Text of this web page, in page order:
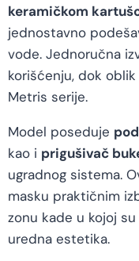
keramičkom
jednostavno
vode. Jednoručna
korišćenju, dok
Metris serije.
Model poseduje
kao i prigušivač
ugradnog sistema.
masku praktičnim
zonu kade u kojoj
uredna estetika.